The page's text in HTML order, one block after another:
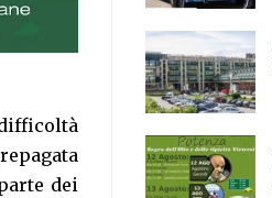
dei